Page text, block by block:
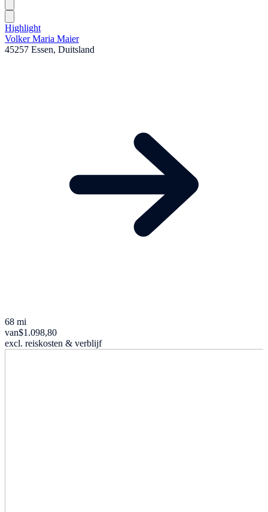
Highlight
Volker Maria Maier
45257 Essen, Duitsland
68 mi
van$1.098,80
excl. reiskosten & verblijf